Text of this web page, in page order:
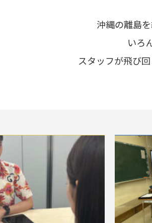
沖縄の離島
いろ
スタッフが飛び